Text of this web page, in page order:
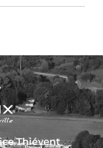
Thiévent